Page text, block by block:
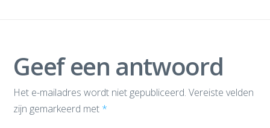
Geef een antwoord
Het e-mailadres wordt niet gepubliceerd. Vereiste velden
zijn gemarkeerd met *